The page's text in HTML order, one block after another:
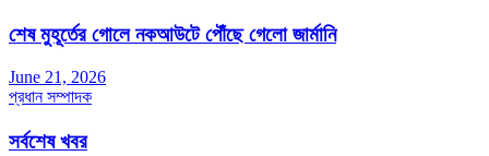
শেষ মুহূর্তের গোলে নকআউটে পৌঁছে গেলো জার্মানি
June 21, 2026
প্রধান সম্পাদক
সর্বশেষ খবর